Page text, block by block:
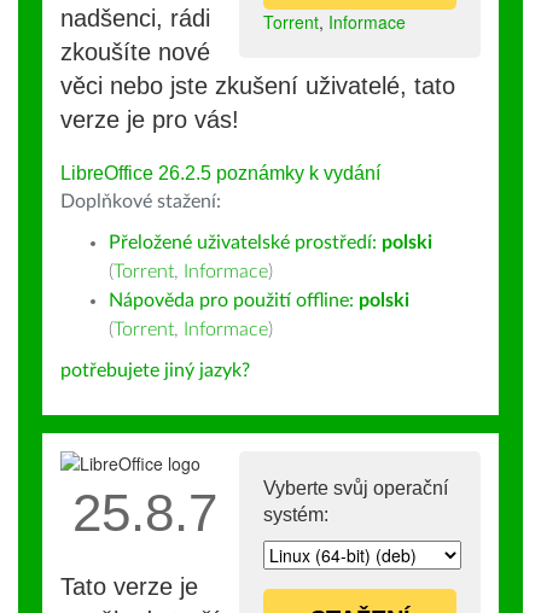
Torrent, Informace
nadšenci, rádi
zkoušíte nové
věci nebo jste zkušení uživatelé, tato
verze je pro vás!
LibreOffice 26.2.5 poznámky k vydání
Doplňkové stažení:
Přeložené uživatelské prostředí: polski
(Torrent, Informace)
Nápověda pro použití offline: polski
(Torrent, Informace)
potřebujete jiný jazyk?
Vyberte svůj operační
systém:
25.8.7
Tato verze je